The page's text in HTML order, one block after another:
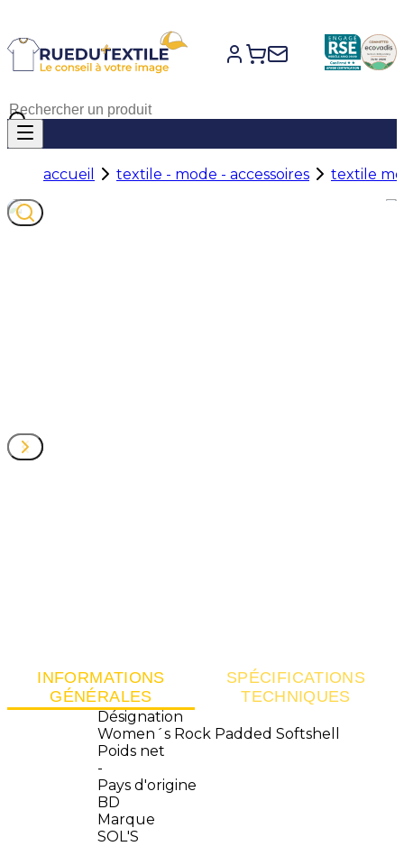
accueil textile - mode - accessoires textile
INFORMATIONS
GÉNÉRALES
SPÉCIFICATIONS
TECHNIQUES
Désignation
Women´s Rock Padded Softshell
Poids net
-
Pays d'origine
BD
Marque
SOL'S